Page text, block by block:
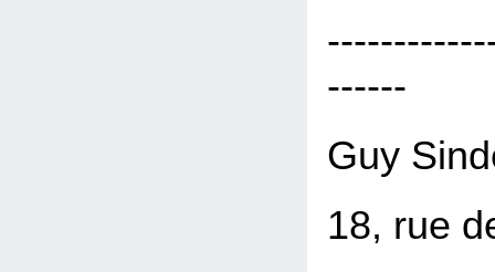
------
Guy
18, rue